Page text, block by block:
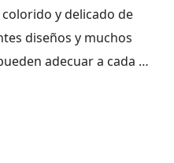
y delicado de
diseños y muchos
adecuar a cada …